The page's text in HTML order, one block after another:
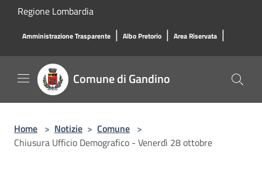
Salta al contenuto principale
Regione Lombardia
Amministrazione Trasparente | Albo Pretorio | Area Riservata |
Comune di Gandino
Home > Notizie > Comune >
Chiusura Ufficio Demografico - Venerdì 28 ottobre